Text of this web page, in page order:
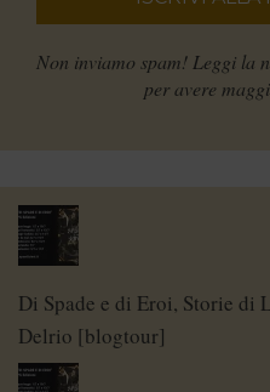
Non inviamo spam! Leggi la
per avere
Di Spade e di Eroi, Storie di
Delrio [blogtour]